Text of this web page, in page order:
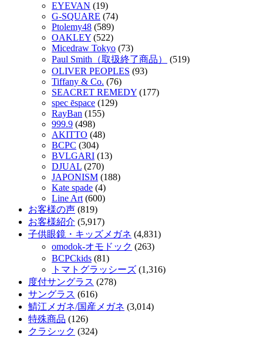
EYEVAN (19)
G-SQUARE (74)
Ptolemy48 (589)
OAKLEY (522)
Micedraw Tokyo (73)
Paul Smith（取扱終了商品）
(519)
OLIVER PEOPLES (93)
Tiffany & Co. (76)
SEACRET REMEDY (177)
spec ēspace (129)
RayBan (155)
999.9 (498)
AKITTO (48)
BCPC (304)
BVLGARI (13)
DJUAL (270)
JAPONISM (188)
Kate spade (4)
Line Art (600)
お客様の声 (819)
お客様紹介 (5,917)
子供眼鏡・キッズメガネ (4,831)
omodok-オモドック (263)
BCPCkids (81)
トマトグラッシーズ (1,316)
度付サングラス (278)
サングラス (616)
鯖江メガネ/国産メガネ (3,014)
特殊商品 (126)
クラシック (324)